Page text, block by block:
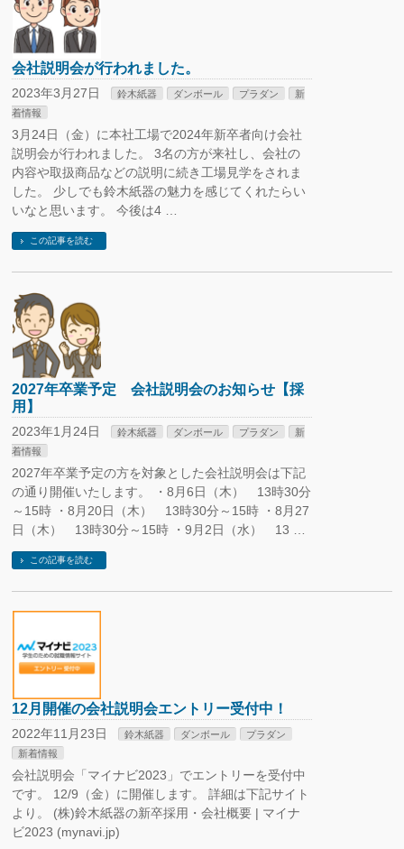
会社説明会が行われました。
2023年3月27日 鈴木紙器 ダンボール プラダン
新
着情報
3月24日（金）に本社工場で2024年新卒者向け会社
説明会が行われました。 3名の方が来社し、会社の
内容や取扱商品などの説明に続き工場見学をされま
した。 少しでも鈴木紙器の魅力を感じてくれたらい
いなと思います。 今後は4 …
この記事を読む
2027年卒業予定 会社説明会のお知らせ【採
用】
2023年1月24日 鈴木紙器 ダンボール プラダン
新
着情報
2027年卒業予定の方を対象とした会社説明会は下記
の通り開催いたします。 ・8月6日（木） 13時30分
～15時 ・8月20日（木） 13時30分～15時 ・8月27
日（木） 13時30分～15時 ・9月2日（水） 13 …
この記事を読む
12月開催の会社説明会エントリー受付中！
2022年11月23日 鈴木紙器 ダンボール
プラダン
新着情報
会社説明会「マイナビ2023」でエントリーを受付中
です。 12/9（金）に開催します。 詳細は下記サイト
より。 (株)鈴木紙器の新卒採用・会社概要 | マイナ
ビ2023 (mynavi.jp)